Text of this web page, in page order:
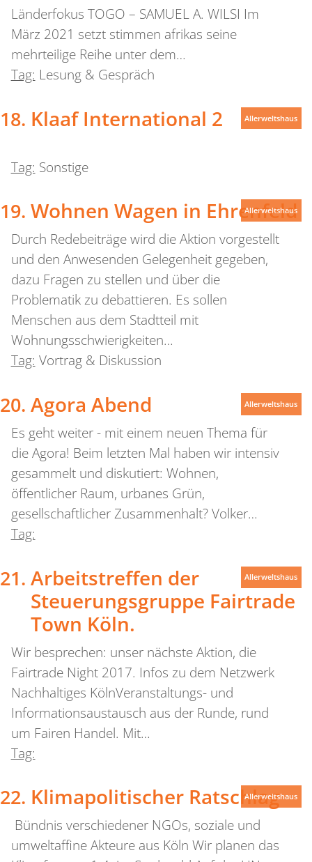
Länderfokus TOGO – SAMUEL A. WILSI Im
März 2021 setzt stimmen afrikas seine
mehrteilige Reihe unter dem…
Tag: Lesung & Gespräch
Klaaf International 2
Tag: Sonstige
Allerweltshaus
Wohnen Wagen in Ehrenfeld
Durch Redebeiträge wird die Aktion vorgestellt
und den Anwesenden Gelegenheit gegeben,
dazu Fragen zu stellen und über die
Problematik zu debattieren. Es sollen
Menschen aus dem Stadtteil mit
Wohnungsschwierigkeiten…
Tag: Vortrag & Diskussion
Allerweltshaus
Agora Abend
Es geht weiter - mit einem neuen Thema für
die Agora! Beim letzten Mal haben wir intensiv
gesammelt und diskutiert: Wohnen,
öffentlicher Raum, urbanes Grün,
gesellschaftlicher Zusammenhalt? Volker…
Tag:
Allerweltshaus
Arbeitstreffen der
Steuerungsgruppe Fairtrade
Town Köln.
Wir besprechen: unser nächste Aktion, die
Fairtrade Night 2017. Infos zu dem Netzwerk
Nachhaltiges KölnVeranstaltungs- und
Informationsaustausch aus der Runde, rund
um Fairen Handel. Mit…
Tag:
Allerweltshaus
Klimapolitischer Ratschlag
Bündnis verschiedener NGOs, soziale und
umweltaffine Akteure aus Köln Wir planen das
Allerweltshaus